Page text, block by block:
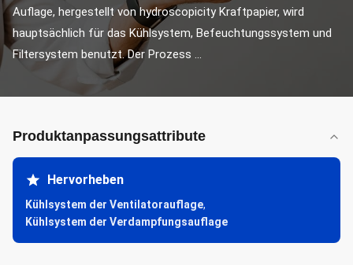
Auflage, hergestellt von hydroscopicity Kraftpapier, wird
hauptsächlich für das Kühlsystem, Befeuchtungssystem und
Filtersystem benutzt. Der Prozess ...
Produktanpassungsattribute
Hervorheben
Kühlsystem der Ventilatorauflage,
Kühlsystem der Verdampfungsauflage